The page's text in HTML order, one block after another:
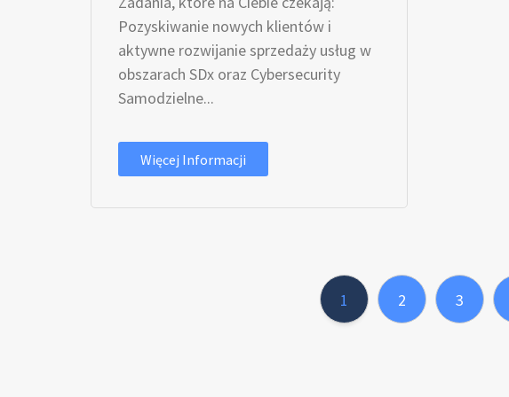
Pozyskiwanie nowych klientów i
aktywne rozwijanie sprzedaży usług w
obszarach SDx oraz Cybersecurity
Samodzielne...
Więcej Informacji
1 2 3